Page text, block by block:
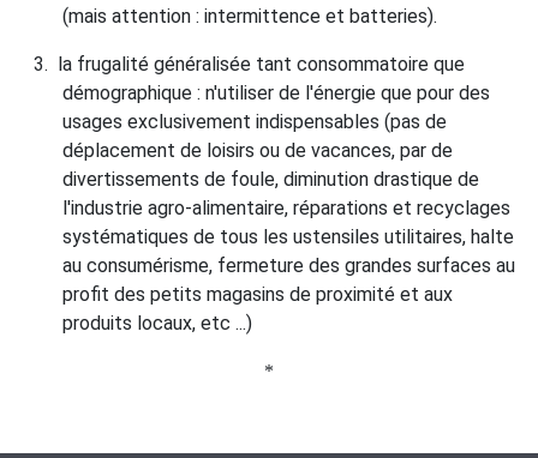
(mais attention : intermittence et batteries).
3. la frugalité généralisée tant consommatoire que
démographique : n'utiliser de l'énergie que pour des
usages exclusivement indispensables (pas de
déplacement de loisirs ou de vacances, par de
divertissements de foule, diminution drastique de
l'industrie agro-alimentaire, réparations et recyclages
systématiques de tous les ustensiles utilitaires, halte
au consumérisme, fermeture des grandes surfaces au
profit des petits magasins de proximité et aux
produits locaux, etc ...)
*